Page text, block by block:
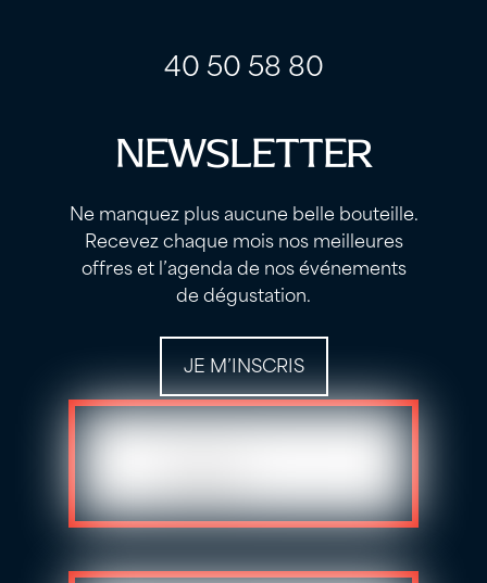
40 50 58 80
NEWSLETTER
Ne manquez plus aucune belle bouteille.
Recevez chaque mois nos meilleures
offres et l’agenda de nos événements
de dégustation.
JE M’INSCRIS